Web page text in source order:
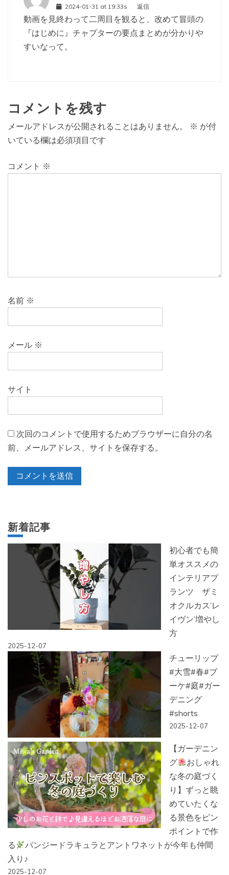
2024-01-31 at 19:33s 返信
動画を見終わって二周目を観ると、改めて冒頭の
『はじめに』チャプターの要点まとめが分かりや
すいなって。
コメントを残す
メールアドレスが公開されることはありません。 ※ が付
いている欄は必須項目です
コメント ※
名前 ※
メール ※
サイト
次回のコメントで使用するためブラウザーに自分の名
前、メールアドレス、サイトを保存する。
新着記事
初心者でも簡
単オススメの
インテリアプ
ランツ ザミ
オクルカス’レ
イヴン’増やし
方
2025-12-07
チューリップ
#大雪#春#ブ
ーケ#庭#ガー
デニング
#shorts
2025-12-07
【ガーデニン
グ
おしゃれ
な冬の庭づく
り】ずっと眺
めていたくな
る景色をピン
ポイントで作
る
パンジードラキュラとアントワネットが今年も仲間
入り♪
2025-12-07